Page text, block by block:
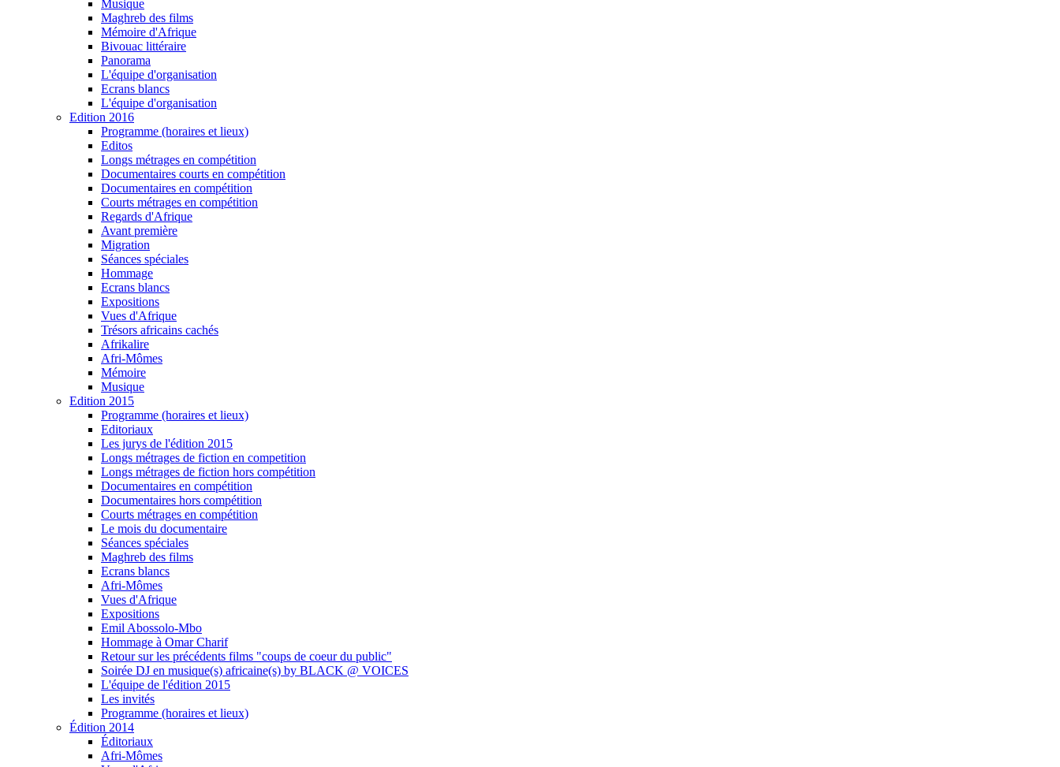
Musique
Maghreb des films
Mémoire d'Afrique
Bivouac littéraire
Panorama
L'équipe d'organisation
Ecrans blancs
L'équipe d'organisation
Edition 2016
Programme (horaires et lieux)
Editos
Longs métrages en compétition
Documentaires courts en compétition
Documentaires en compétition
Courts métrages en compétition
Regards d'Afrique
Avant première
Migration
Séances spéciales
Hommage
Ecrans blancs
Expositions
Vues d'Afrique
Trésors africains cachés
Afrikalire
Afri-Mômes
Mémoire
Musique
Edition 2015
Programme (horaires et lieux)
Editoriaux
Les jurys de l'édition 2015
Longs métrages de fiction en competition
Longs métrages de fiction hors compétition
Documentaires en compétition
Documentaires hors compétition
Courts métrages en compétition
Le mois du documentaire
Séances spéciales
Maghreb des films
Ecrans blancs
Afri-Mômes
Vues d'Afrique
Expositions
Emil Abossolo-Mbo
Hommage à Omar Charif
Retour sur les précédents films "coups de coeur du public"
Soirée DJ en musique(s) africaine(s) by BLACK @ VOICES
L'équipe de l'édition 2015
Les invités
Programme (horaires et lieux)
Édition 2014
Éditoriaux
Afri-Mômes